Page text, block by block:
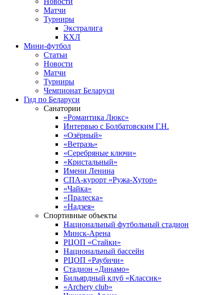
Матчи
Турниры
Экстралига
КХЛ
Мини-футбол
Статьи
Новости
Матчи
Турниры
Чемпионат Беларуси
Гид по Беларуси
Санатории
«Романтика Люкс»
Интервью с Болбатовским Г.Н.
«Озёрный»
«Ветразь»
«Серебряные ключи»
«Кристальный»
Имени Ленина
СПА-курорт «Ружа-Хутор»
«Чайка»
«Пралеска»
«Надзея»
Спортивные объекты
Национальный футбольный стадион
Минск-Арена
РЦОП «Стайки»
Национальный бассейн
РЦОП «Раубичи»
Стадион «Динамо»
Бильярдный клуб «Классик»
«Archery club»